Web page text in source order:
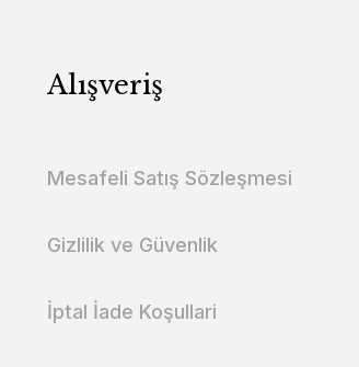
Alışveriş
Mesafeli Satış Sözleşmesi
Gizlilik ve Güvenlik
İptal İade Koşullari